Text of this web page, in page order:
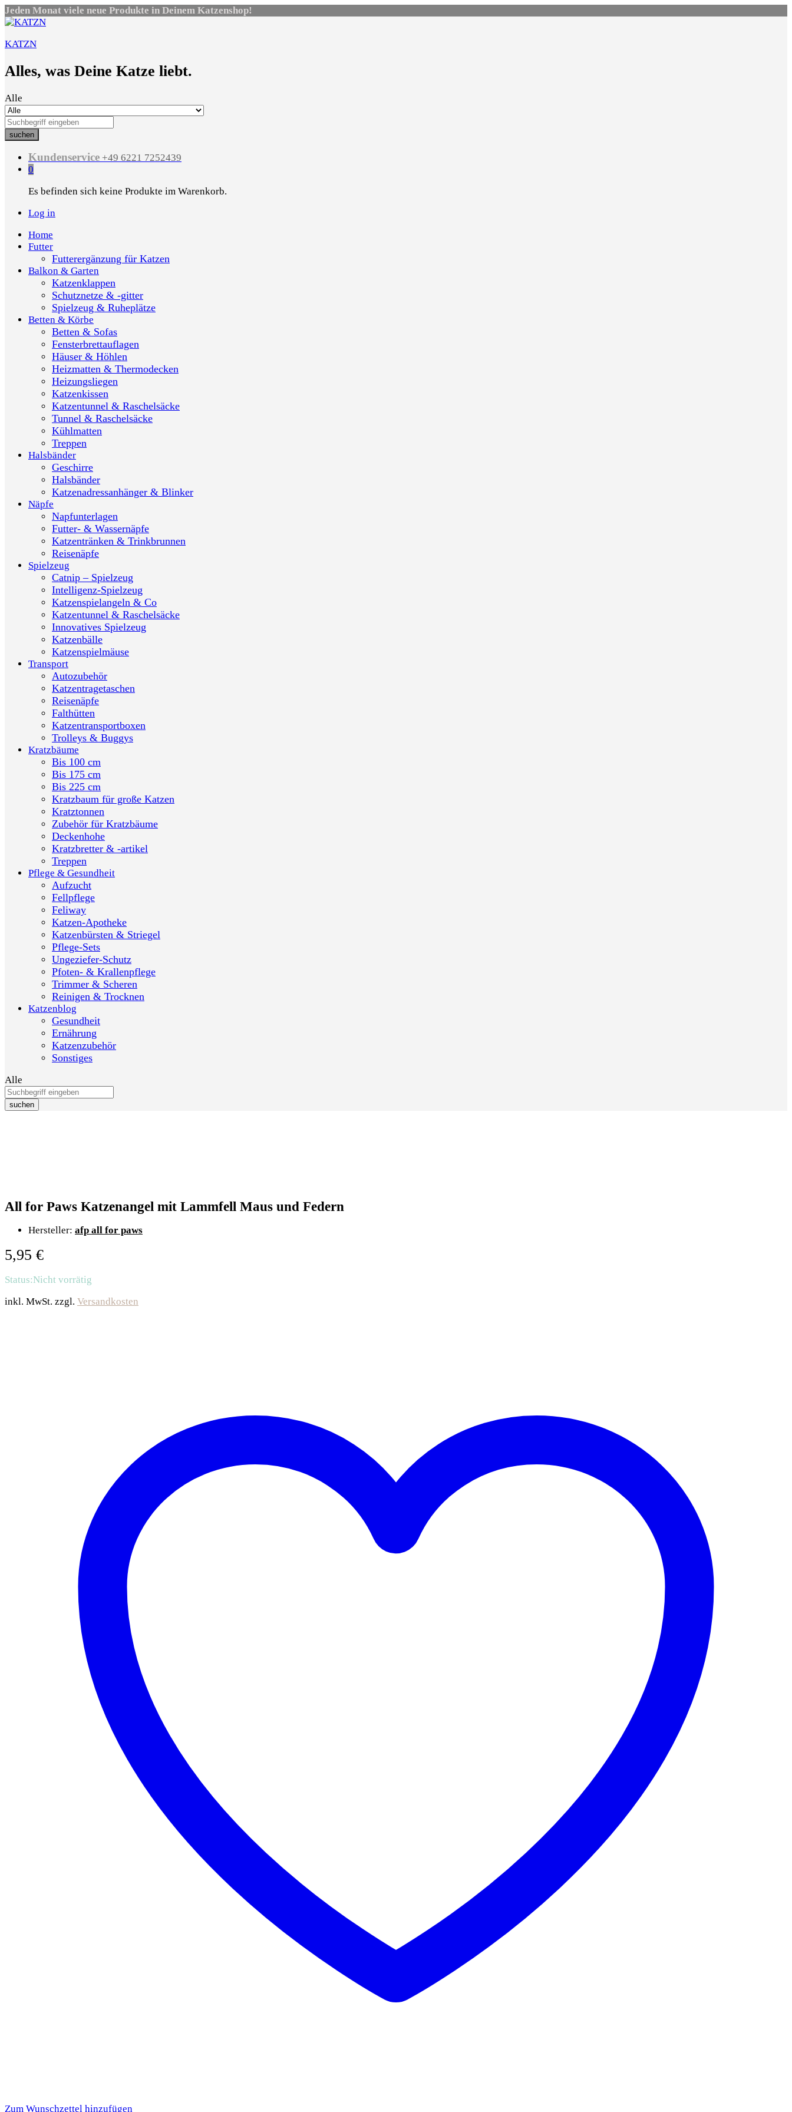
Jeden Monat viele neue Produkte in Deinem Katzenshop!
KATZN
Alles, was Deine Katze liebt.
Alle
suchen
Kundenservice +49 6221 7252439
0
Es befinden sich keine Produkte im Warenkorb.
Log in
Home
Futter
Futterergänzung für Katzen
Balkon & Garten
Katzenklappen
Schutznetze & -gitter
Spielzeug & Ruheplätze
Betten & Körbe
Betten & Sofas
Fensterbrettauflagen
Häuser & Höhlen
Heizmatten & Thermodecken
Heizungsliegen
Katzenkissen
Katzentunnel & Raschelsäcke
Tunnel & Raschelsäcke
Kühlmatten
Treppen
Halsbänder
Geschirre
Halsbänder
Katzenadressanhänger & Blinker
Näpfe
Napfunterlagen
Futter- & Wassernäpfe
Katzentränken & Trinkbrunnen
Reisenäpfe
Spielzeug
Catnip – Spielzeug
Intelligenz-Spielzeug
Katzenspielangeln & Co
Katzentunnel & Raschelsäcke
Innovatives Spielzeug
Katzenbälle
Katzenspielmäuse
Transport
Autozubehör
Katzentragetaschen
Reisenäpfe
Falthütten
Katzentransportboxen
Trolleys & Buggys
Kratzbäume
Bis 100 cm
Bis 175 cm
Bis 225 cm
Kratzbaum für große Katzen
Kratztonnen
Zubehör für Kratzbäume
Deckenhohe
Kratzbretter & -artikel
Treppen
Pflege & Gesundheit
Aufzucht
Fellpflege
Feliway
Katzen-Apotheke
Katzenbürsten & Striegel
Pflege-Sets
Ungeziefer-Schutz
Pfoten- & Krallenpflege
Trimmer & Scheren
Reinigen & Trocknen
Katzenblog
Gesundheit
Ernährung
Katzenzubehör
Sonstiges
Alle
suchen
All for Paws Katzenangel mit Lammfell Maus und Federn
Hersteller: afp all for paws
5,95 €
Status:Nicht vorrätig
inkl. MwSt. zzgl. Versandkosten
Zum Wunschzettel hinzufügen